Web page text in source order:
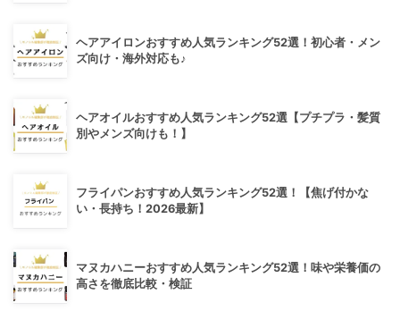
ヘアアイロンおすすめ人気ランキング52選！初心者・メン
ズ向け・海外対応も♪
ヘアオイルおすすめ人気ランキング52選【プチプラ・髪質
別やメンズ向けも！】
フライパンおすすめ人気ランキング52選！【焦げ付かな
い・長持ち！2026最新】
マヌカハニーおすすめ人気ランキング52選！味や栄養価の
高さを徹底比較・検証